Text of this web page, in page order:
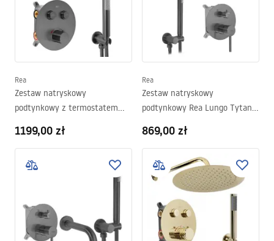
Rea
Zestaw natryskowy
podtynkowy z termostatem
1199,00 zł
Rea
Zestaw natryskowy
podtynkowy Rea Lungo Tytan +
869,00 zł